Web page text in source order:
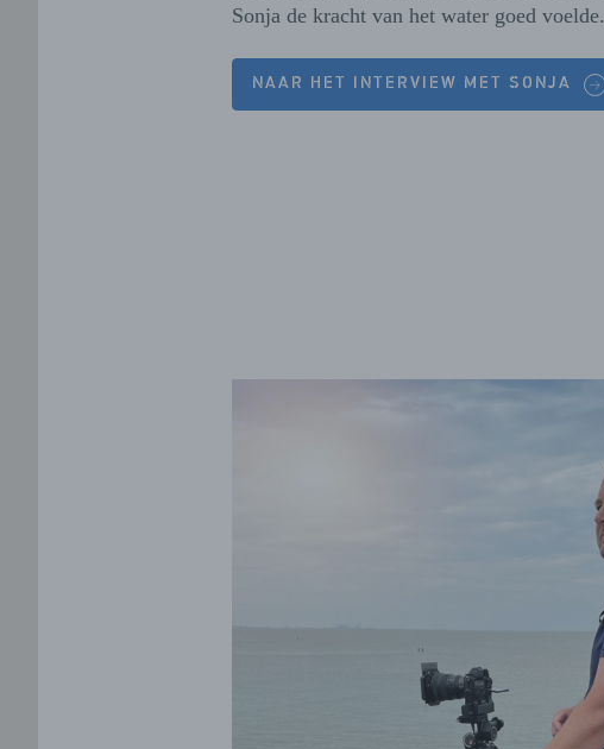
Sonja de kracht van het water goed voelde.
NAAR HET INTERVIEW MET SONJA